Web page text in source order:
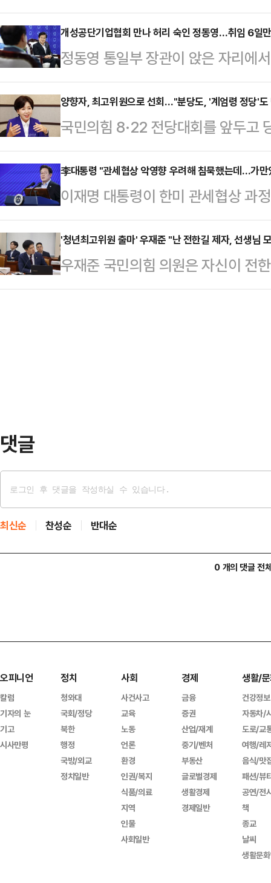
반드시 통합을 위한 혁신이어야 한
에서 기자회견을 열어 "전쟁터로 나
혁신이라는 아름다운 단어로 포장
이같이 말했다.이어 "그런 혁신으
면 필패라는 사실은 초등학생들도
처절한 내부 혁신 없이 통합할 수
"스스로 변할 의지…
개성공단기업협회 만나 허리 숙인 정동영…취임 6일
정동영 통일부 장관이 앉은 자리에
관계자들에게 사과했다. 통일부 장
정 장관은 31일 정부서울청사 장관
"정부 대표의 한 사람으로서 진심
거 개성공단에 입주했던 기업인 10
은 "개성(공단)이 닫히면서 평화의
시작했다"며 "개성에 기업인들이
만들러 간 것"이라고…
양향자, 최고위원으로 선회…"분당도, '계엄령 정당'도
국민의힘 8·22 전당대회를 앞두고
의원이 최고위원 출마를 선언했다.
의 위기를 극복할 전당대회가 더 큰
위해 최고위원으로 출마한다"고 밝
전망하는 언론이 점점 적어지고 있
들이 대거 포진했다"고 바라봤다.
수아비일 뿐"이라며 "현재 당규로
내리고 지도부를…
李대통령 "관세협상 악영향 우려해 침묵했는데…가
이재명 대통령이 한미 관세협상 과
고 "(내가) 말을 하면 악영향을 주
통령은 31일 정부서울청사 별관에
서 장·차관이 하는 말 한마디의 중
이 같이 말했다.이와 관련 이 대통
'청년최고위원 출마' 우재준 "난 전한길 제자, 선생님
우재준 국민의힘 의원은 자신이 전
생을 아끼던 모습으로 돌아오라"고
댓글
최신순 찬성순 반대순
0 개의 댓글 전
오피니언
칼럼
기자의 눈
기고
시사만평
정치
청와대
국회/정당
북한
행정
국방/외교
정치일반
사회
사건사고
교육
노동
언론
환경
인권/복지
식품/의료
지역
인물
사회일반
경제
금융
증권
산업/재계
중기/벤처
부동산
글로벌경제
생활경제
경제일반
생활/
건강정보
자동차/
도로/교
여행/레
음식/맛
패션/뷰
공연/전
책
종교
날씨
생활문